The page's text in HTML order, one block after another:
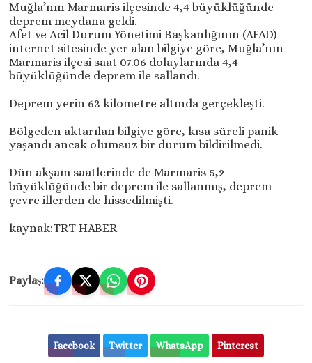
Muğla’nın Marmaris ilçesinde 4,4 büyüklüğünde
deprem meydana geldi.
Afet ve Acil Durum Yönetimi Başkanlığının (AFAD)
internet sitesinde yer alan bilgiye göre, Muğla’nın
Marmaris ilçesi saat 07.06 dolaylarında 4,4
büyüklüğünde deprem ile sallandı.
Deprem yerin 63 kilometre altında gerçekleşti.
Bölgeden aktarılan bilgiye göre, kısa süreli panik
yaşandı ancak olumsuz bir durum bildirilmedi.
Dün akşam saatlerinde de Marmaris 5,2
büyüklüğünde bir deprem ile sallanmış, deprem
çevre illerden de hissedilmişti.
kaynak:TRT HABER
Paylaş:
Facebook Twitter WhatsApp Pinterest